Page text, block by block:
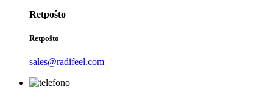
Retpoŝto
Retpoŝto
sales@radifeel.com